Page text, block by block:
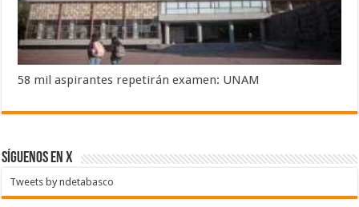
58 mil aspirantes repetirán examen: UNAM
SÍGUENOS EN X
Tweets by ndetabasco